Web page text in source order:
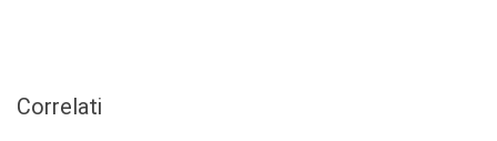
Correlati